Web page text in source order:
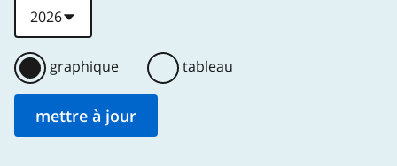
graphique tableau